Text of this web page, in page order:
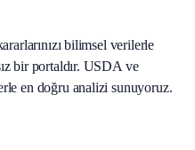
bilimsel verilerle
bir portaldır. USDA ve
en doğru analizi sunuyoruz.